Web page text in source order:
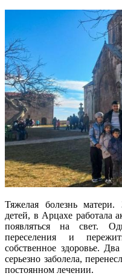
Тяжелая болезнь
детей, в Арцахе работала
появляться на свет.
переселения и
собственное здоровье.
серьезно заболела,
постоянном лечении.